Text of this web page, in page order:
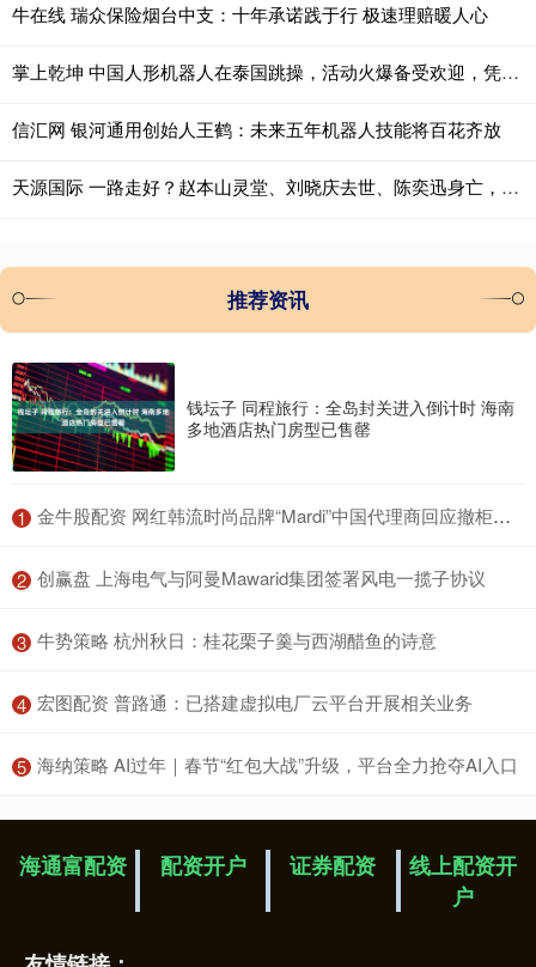
牛在线 瑞众保险烟台中支：十年承诺践于行 极速理赔暖人心
掌上乾坤 中国人形机器人在泰国跳操，活动火爆备受欢迎，凭实力惊艳海外
信汇网 银河通用创始人王鹤：未来五年机器人技能将百花齐放
天源国际 一路走好？赵本山灵堂、刘晓庆去世、陈奕迅身亡，这些谣言太离谱
推荐资讯
钱坛子 同程旅行：全岛封关进入倒计时 海南
多地酒店热门房型已售罄
1 ​金牛股配资 网红韩流时尚品牌“Mardi”中国代理商回应撤柜：将把更多资源投入新品牌
2 ​创赢盘 上海电气与阿曼Mawarid集团签署风电一揽子协议
3 ​牛势策略 杭州秋日：桂花栗子羹与西湖醋鱼的诗意
4 ​宏图配资 普路通：已搭建虚拟电厂云平台开展相关业务
5 ​海纳策略 AI过年｜春节“红包大战”升级，平台全力抢夺AI入口
海通富配资 配资开户 证券配资
线上配资开
户